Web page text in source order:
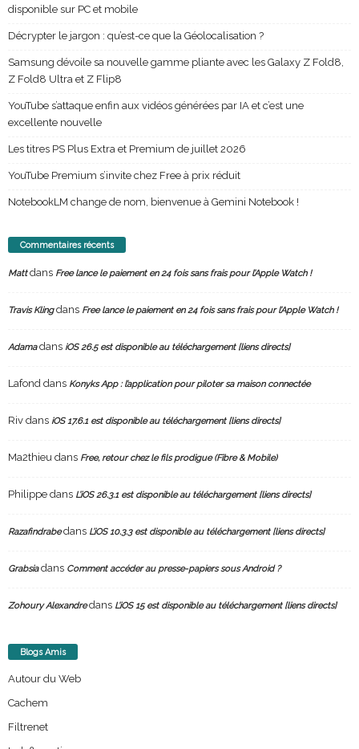
disponible sur PC et mobile
Décrypter le jargon : qu’est-ce que la Géolocalisation ?
Samsung dévoile sa nouvelle gamme pliante avec les Galaxy Z Fold8,
Z Fold8 Ultra et Z Flip8
YouTube s’attaque enfin aux vidéos générées par IA et c’est une
excellente nouvelle
Les titres PS Plus Extra et Premium de juillet 2026
YouTube Premium s’invite chez Free à prix réduit
NotebookLM change de nom, bienvenue à Gemini Notebook !
Commentaires récents
Mattdans Free lance le paiement en 24 fois sans frais pour l’Apple Watch !
Travis Klingdans Free lance le paiement en 24 fois sans frais pour l’Apple Watch !
Adamadans iOS 26.5 est disponible au téléchargement [liens directs]
Lafond dans Konyks App : l’application pour piloter sa maison connectée
Riv dans iOS 17.6.1 est disponible au téléchargement [liens directs]
Ma2thieu dans Free, retour chez le fils prodigue (Fibre & Mobile)
Philippe dans L’iOS 26.3.1 est disponible au téléchargement [liens directs]
Razafindrabedans L’iOS 10.3.3 est disponible au téléchargement [liens directs]
Grabsiadans Comment accéder au presse-papiers sous Android ?
Zohoury Alexandredans L’iOS 15 est disponible au téléchargement [liens directs]
Blogs Amis
Autour du Web
Cachem
Filtrenet